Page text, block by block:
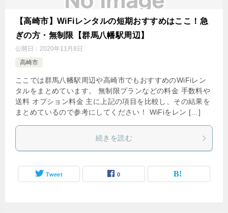
【高崎市】WiFiレンタルの短期おすすめはここ！急
ぎの方・無制限【群馬八幡駅周辺】
公開日： 2020年11月8日
高崎市
ここでは群馬八幡駅周辺や高崎市でもおすすめのWiFiレン
タルをまとめています。 無制限プランなどの料金 手数料や
送料 オプション料金 主に上記の項目を比較し、その結果を
まとめているので参考にしてください！ WiFiをレン […]
続きを読む
Tweet 0